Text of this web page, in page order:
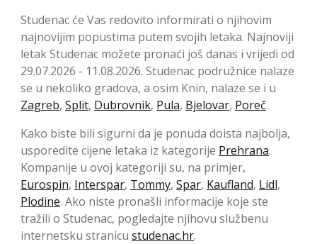
Studenac će Vas redovito informirati o njihovim
najnovijim popustima putem svojih letaka. Najnoviji
letak Studenac možete pronaći još danas i vrijedi od
29.07.2026 - 11.08.2026. Studenac podružnice nalaze
se u nekoliko gradova, a osim Knin, nalaze se i u
Zagreb, Split, Dubrovnik, Pula, Bjelovar, Poreč.
Kako biste bili sigurni da je ponuda doista najbolja,
usporedite cijene letaka iz kategorije Prehrana.
Kompanije u ovoj kategoriji su, na primjer,
Eurospin, Interspar, Tommy, Spar, Kaufland, Lidl,
Plodine. Ako niste pronašli informacije koje ste
tražili o Studenac, pogledajte njihovu službenu
internetsku stranicu studenac.hr.